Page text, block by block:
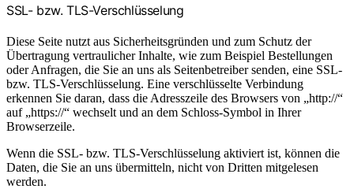
SSL- bzw. TLS-Verschlüsselung
Diese Seite nutzt aus Sicherheitsgründen und zum Schutz der
Übertragung vertraulicher Inhalte, wie zum Beispiel Bestellungen
oder Anfragen, die Sie an uns als Seitenbetreiber senden, eine SSL-
bzw. TLS-Verschlüsselung. Eine verschlüsselte Verbindung
erkennen Sie daran, dass die Adresszeile des Browsers von „http://“
auf „https://“ wechselt und an dem Schloss-Symbol in Ihrer
Browserzeile.
Wenn die SSL- bzw. TLS-Verschlüsselung aktiviert ist, können die
Daten, die Sie an uns übermitteln, nicht von Dritten mitgelesen
werden.